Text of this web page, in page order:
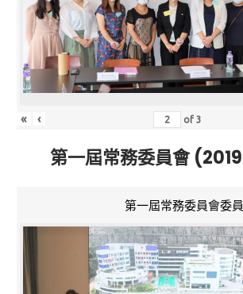
« ‹ of3
第一屆常務委員會
第一屆常務委員會委員